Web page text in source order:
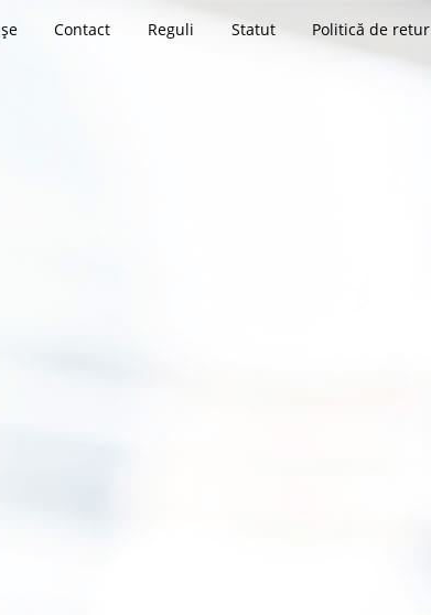
Contact Reguli Statut Politică de retur